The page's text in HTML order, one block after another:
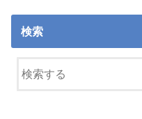
検索